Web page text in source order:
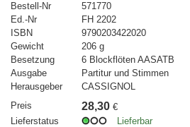
Bestell-Nr
571770
Ed.-Nr
FH 2202
ISBN
9790203422020
Gewicht
206 g
Besetzung
6 Blockflöten AASATB
Ausgabe
Partitur und Stimmen
Herausgeber
CASSIGNOL
Preis
28,30 €
Lieferstatus
Lieferbar